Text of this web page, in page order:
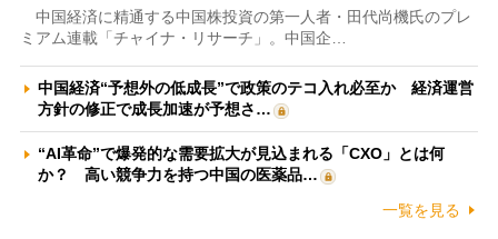
中国経済に精通する中国株投資の第一人者・田代尚機氏のプレ
ミアム連載「チャイナ・リサーチ」。中国企…
中国経済“予想外の低成長”で政策のテコ入れ必至か 経済運営
方針の修正で成長加速が予想さ…
“AI革命”で爆発的な需要拡大が見込まれる「CXO」とは何
か？ 高い競争力を持つ中国の医薬品…
一覧を見る